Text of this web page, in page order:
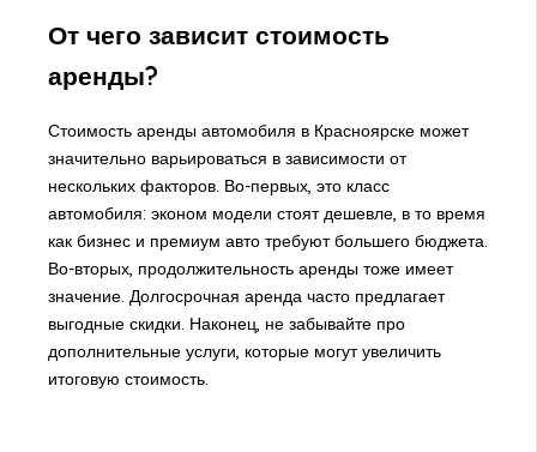
От чего зависит стоимость
аренды?
Стоимость аренды автомобиля в Красноярске может
значительно варьироваться в зависимости от
нескольких факторов. Во-первых, это класс
автомобиля: эконом модели стоят дешевле, в то время
как бизнес и премиум авто требуют большего бюджета.
Во-вторых, продолжительность аренды тоже имеет
значение. Долгосрочная аренда часто предлагает
выгодные скидки. Наконец, не забывайте про
дополнительные услуги, которые могут увеличить
итоговую стоимость.